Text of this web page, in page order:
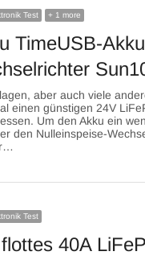
Test + 1 more
TimeUSB-
aber auch viele
einen günstigen 24V
Um den Akku ein
den Nulleinspeise-
Test
40A